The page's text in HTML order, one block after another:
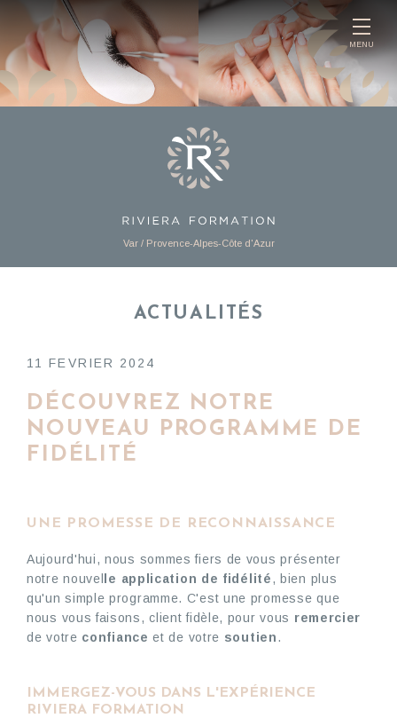
MENU
Var / Provence-Alpes-Côte d'Azur
ACTUALITÉS
11 FEVRIER 2024
DÉCOUVREZ NOTRE
NOUVEAU PROGRAMME DE
FIDÉLITÉ
U NE PROMESSE DE RECONNAISSANCE
Aujourd'hui, nous sommes fiers de vous présenter
notre nouvel
le application de fidélité, bien plus
qu'un simple programme. C'est une promesse que
nous vous faisons, client fidèle, pour vous remercier
de votre confiance et de votre soutien.
IMMERGEZ-VOUS DANS L'EXPÉRIENCE
RIVIERA FORMATION
Panneau de gestion des cookies